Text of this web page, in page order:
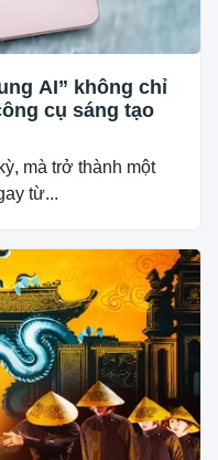
AI” không chỉ
cụ sáng tạo
mà trở thành một
từ...